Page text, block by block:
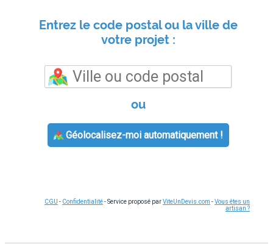
Entrez le code postal ou la ville de
votre projet :
ou
Géolocalisez-moi automatiquement !
CGU - Confidentialité- Service proposé parViteUnDevis.com -Vous êtes un
artisan ?